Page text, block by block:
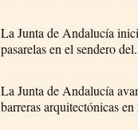
La Junta de Andalucía
pasarelas en el sendero
La Junta de Andalucía
barreras arquitectónicas